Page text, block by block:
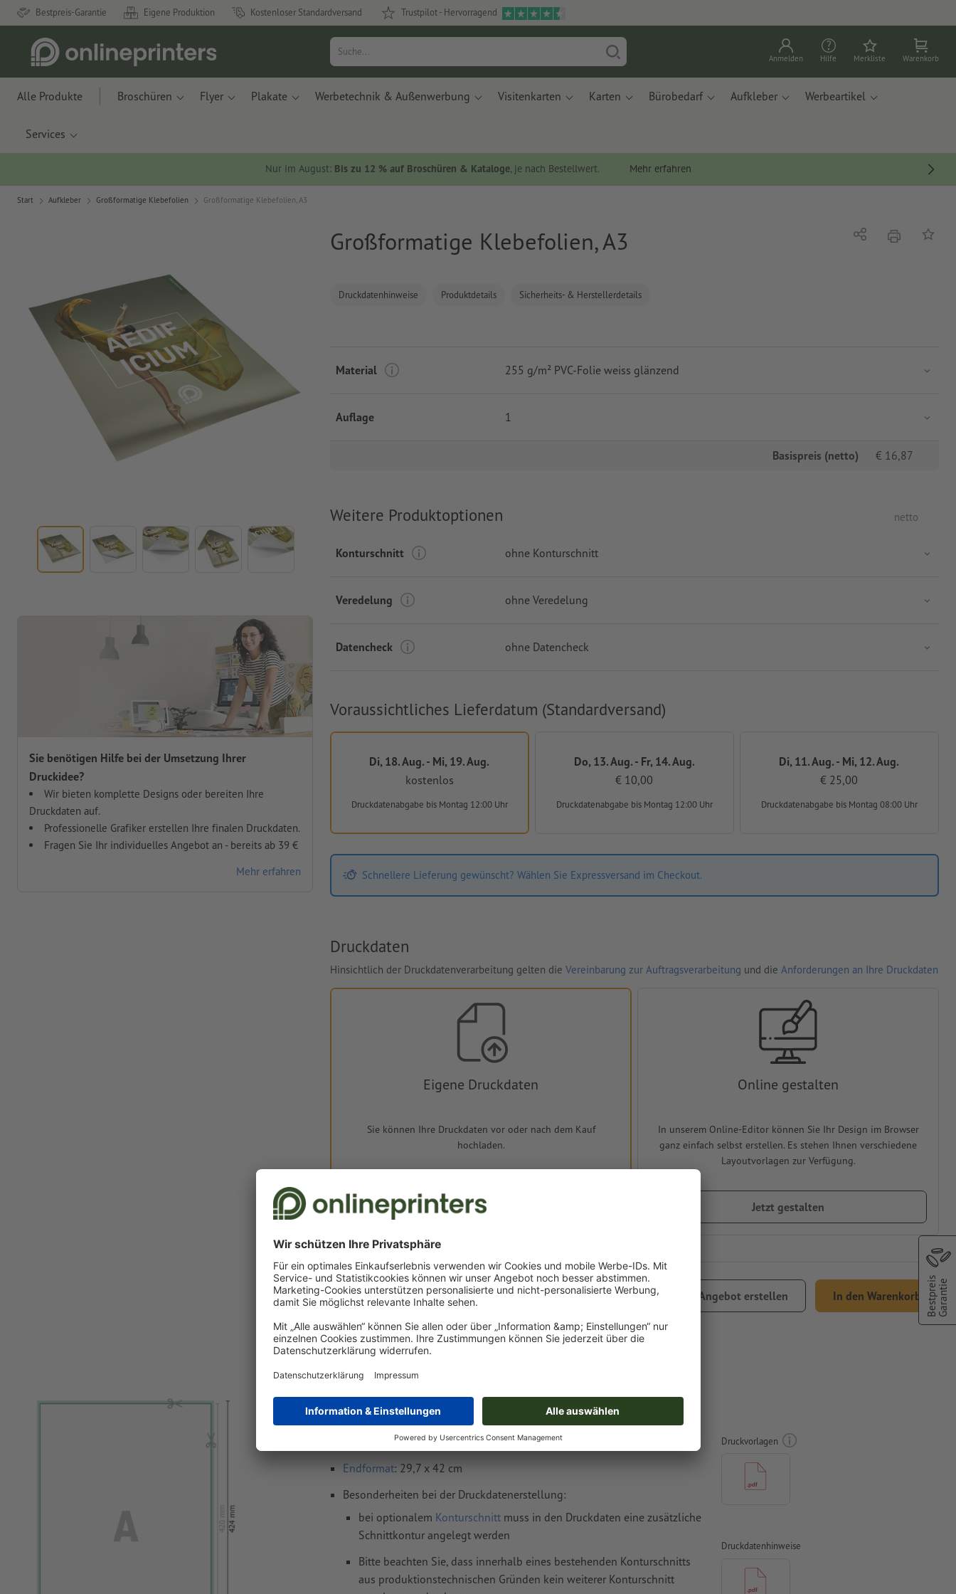
Bestpreis-Garantie Eigene Produktion Kostenloser Standardversand Trustpilot - Hervorragend
Anmelden Hilfe Merkliste Warenkorb
Alle Produkte Broschüren Flyer Plakate Werbetechnik & Außenwerbung Visitenkarten Karten Bürobedarf Aufkleber Werbeartikel
Services
Nur im August: Bis zu 12 % auf Broschüren & Kataloge, je nach Bestellwert. Mehr erfahren
Start Aufkleber Großformatige Klebefolien Großformatige Klebefolien, A3
Großformatige Klebefolien, A3
Sie benötigen Hilfe bei der Umsetzung Ihrer
Druckidee?
Wir bieten komplette Designs oder bereiten Ihre
Druckdaten auf.
Professionelle Grafiker erstellen Ihre finalen Druckdaten.
Fragen Sie Ihr individuelles Angebot an - bereits ab 39 €
Mehr erfahren
Druckdatenhinweise Produktdetails Sicherheits- & Herstellerdetails
Teilen DruckenAuf
Material 255 g/m² PVC-Folie weiss glänzend
Auflage 1
Basispreis (netto) € 16,87
Weitere Produktoptionen netto
Konturschnitt ohne Konturschnitt
Veredelung ohne Veredelung
Datencheck ohne Datencheck
Voraussichtliches Lieferdatum (Standardversand)
Di, 18. Aug. - Mi, 19. Aug.
kostenlos
Druckdatenabgabe bis Montag 12:00 Uhr
Do, 13. Aug. - Fr, 14. Aug.
€ 10,00
Druckdatenabgabe bis Montag 12:00 Uhr
Di, 11. Aug. - Mi, 12. Aug.
€ 25,00
Druckdatenabgabe bis Montag 08:00 Uhr
Schnellere Lieferung gewünscht? Wählen Sie Expressversand im Checkout.
Druckdaten
Hinsichtlich der Druckdatenverarbeitung gelten die Vereinbarung zur Auftragsverarbeitung und die Anforderungen an Ihre Druckdaten
Eigene Druckdaten
Sie können Ihre Druckdaten vor oder nach dem Kauf
hochladen.
Jetzt hochladen
Online gestalten
In unserem Online-Editor können Sie Ihr Design im Browser
ganz einfach selbst erstellen. Es stehen Ihnen verschiedene
Layoutvorlagen zur Verfügung.
Jetzt gestalten
€ 16,87 € 20,24 Angebot erstellen In den Warenkorb
Lieferung ca.:
Di, 18. Aug. - Mi, 19. Aug.
Gewicht: ca.32 g
Druckdatenhinweise Großformatige Klebefolien, A3
Datenformat (inkl. 2 mm Beschnitt): 30,1 x 42,4 cm
Endformat: 29,7 x 42 cm
Besonderheiten bei der Druckdatenerstellung:
bei optionalem Konturschnitt muss in den Druckdaten eine zusätzliche
Schnittkontur angelegt werden
Bitte beachten Sie, dass innerhalb eines bestehenden Konturschnitts
aus produktionstechnischen Gründen kein weiterer Konturschnitt
Druckvorlagen
Druckdatenhinweise
BestpreisGarantie